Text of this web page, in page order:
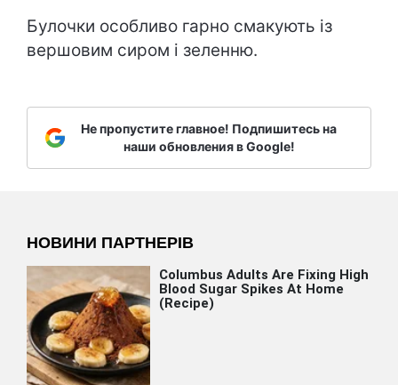
Булочки особливо гарно смакують із
вершовим сиром і зеленню.
Не пропустите главное! Подпишитесь на
наши обновления в Google!